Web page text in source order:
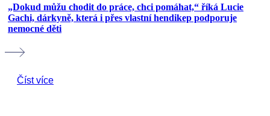
„Dokud můžu chodit do práce, chci pomáhat,“ říká Lucie
Gachi, dárkyně, která i přes vlastní hendikep podporuje
nemocné děti
Číst více